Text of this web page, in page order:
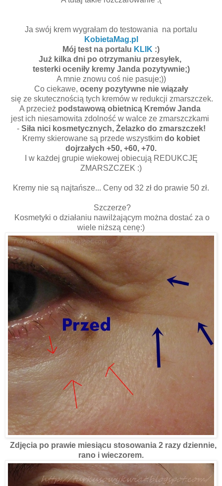
Ja swój krem wygrałam do testowania na portalu
KobietaMag.pl
Mój test na portalu KLIK :)
Już kilka dni po otrzymaniu przesyłek,
testerki oceniły kremy Janda pozytywnie;)
A mnie znowu coś nie pasuje;))
Co ciekawe, oceny pozytywne nie wiązały
się ze skutecznością tych kremów w redukcji zmarszczek.
A przecież podstawową obietnicą Kremów Janda
jest ich niesamowita zdolność w walce ze zmarszczkami
-Siła nici kosmetycznych, Żelazko do zmarszczek!
Kremy skierowane są przede wszystkim do kobiet
dojrzałych +50, +60, +70.
I w każdej grupie wiekowej obiecują REDUKCJĘ
ZMARSZCZEK :)
Kremy nie są najtańsze... Ceny od 32 zł do prawie 50 zł.
Szczerze?
Kosmetyki o działaniu nawilżającym można dostać za o
wiele niższą cenę:)
Zdjęcia po prawie miesiącu stosowania 2 razy dziennie,
rano i wieczorem.